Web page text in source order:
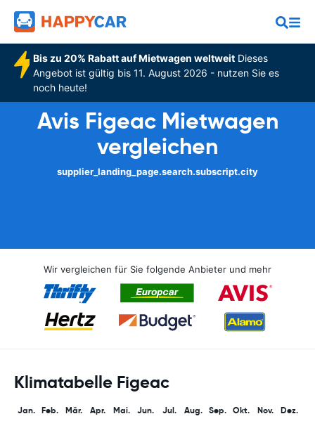
Bis zu 20% Rabatt auf Mietwagen weltweitDieses
Angebot ist gültig bis 11. August 2026 - nutzen Sie es
noch heute!
Avis Figeac Mietwagen
vergleichen
supplier_landing_page.search.subscript.city
Wir vergleichen für Sie folgende Anbieter und mehr
Klimatabelle Figeac
Jan. Feb. Mär. Apr. Mai. Jun. Jul. Aug. Sep. Okt. Nov. Dez.